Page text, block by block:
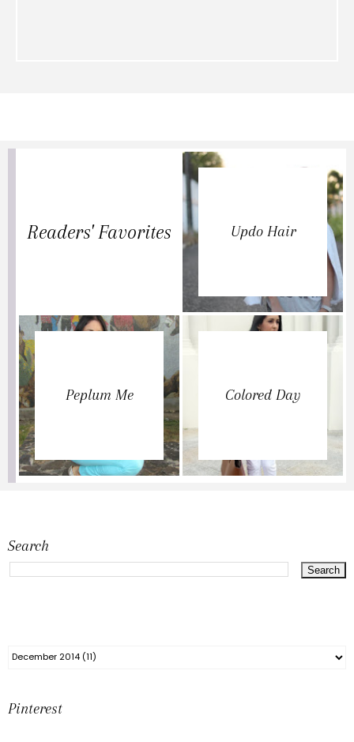
Readers' Favorites Updo Hair
Peplum Me Colored Day
Search
Pinterest